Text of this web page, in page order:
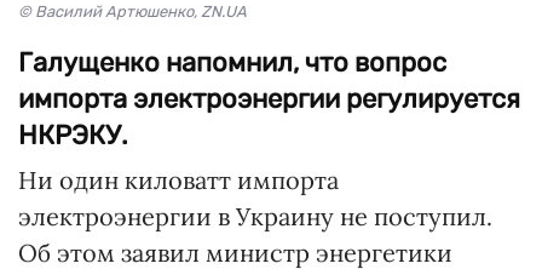
© Василий Артюшенко, ZN.UA
Галущенко напомнил, что вопрос
импорта электроэнергии регулируется
НКРЭКУ.
Ни один киловатт импорта
электроэнергии в Украину не поступил.
Об этом заявил министр энергетики